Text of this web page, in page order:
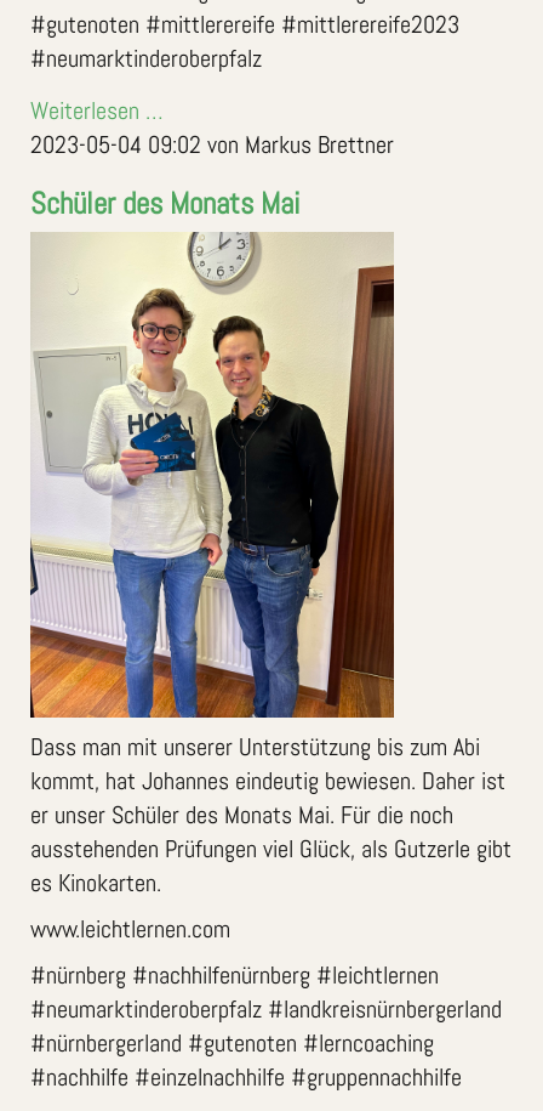
#gutenoten #mittlerereife #mittlerereife2023
#neumarktinderoberpfalz
Weiterlesen …
2023-05-04 09:02 von Markus Brettner
Schüler des Monats Mai
Dass man mit unserer Unterstützung bis zum Abi
kommt, hat Johannes eindeutig bewiesen. Daher ist
er unser Schüler des Monats Mai. Für die noch
ausstehenden Prüfungen viel Glück, als Gutzerle gibt
es Kinokarten.
www.leichtlernen.com
#nürnberg #nachhilfenürnberg #leichtlernen
#neumarktinderoberpfalz #landkreisnürnbergerland
#nürnbergerland #gutenoten #lerncoaching
#nachhilfe #einzelnachhilfe #gruppennachhilfe